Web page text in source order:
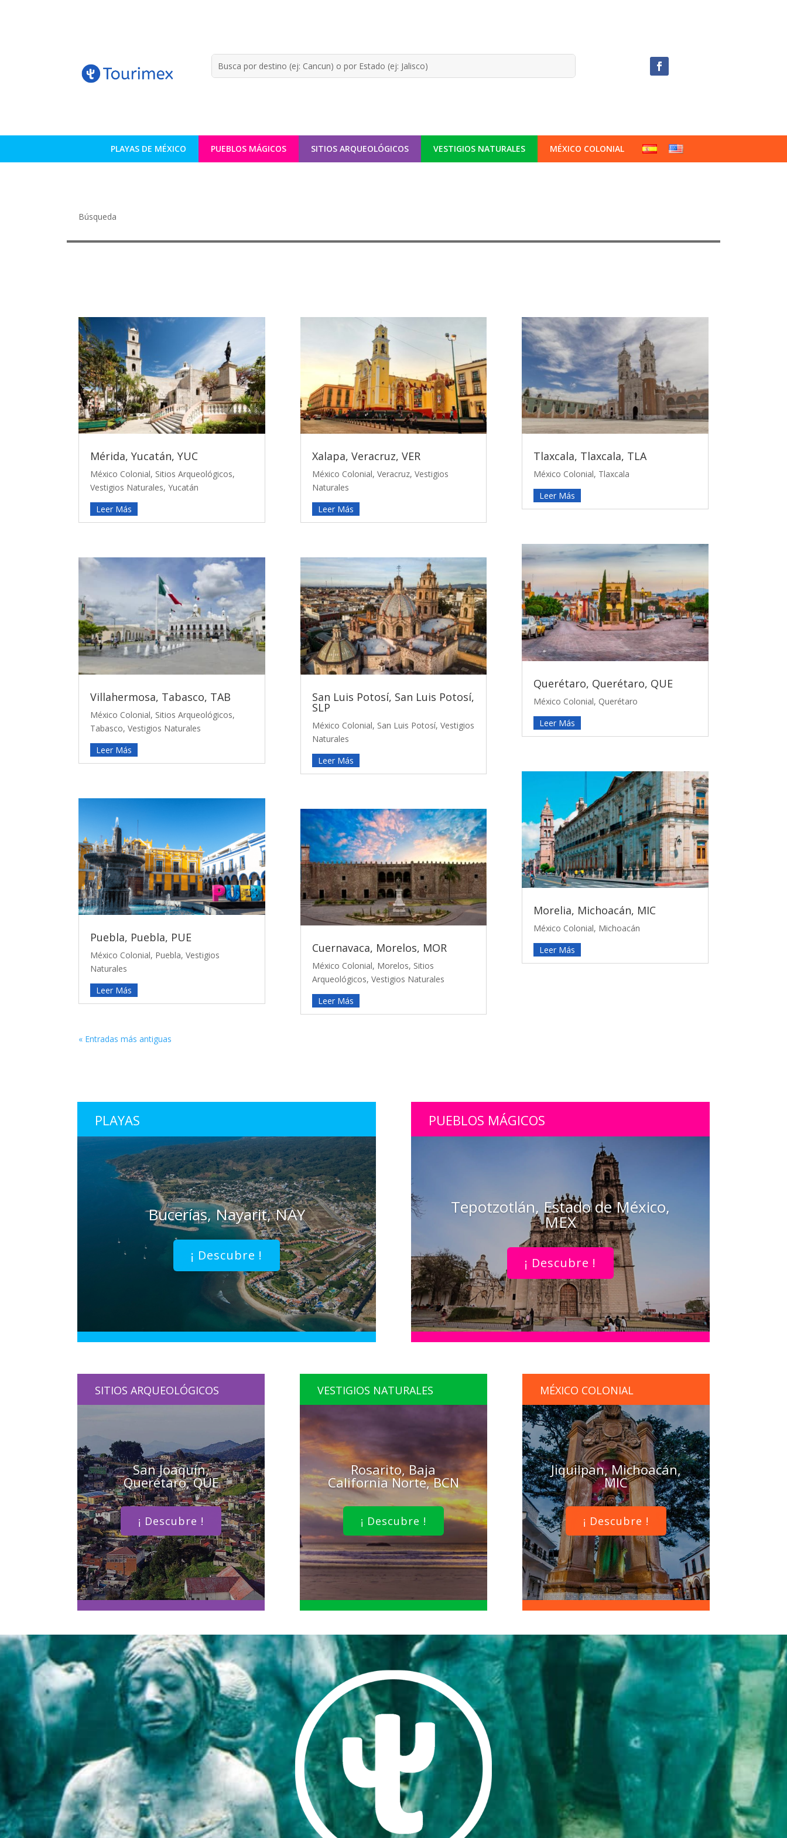
PLAYAS DE MÉXICO PUEBLOS MÁGICOS SITIOS ARQUEOLÓGICOS VESTIGIOS NATURALES MÉXICO COLONIAL
Búsqueda
Mérida, Yucatán, YUC
México Colonial, Sitios Arqueológicos,
Vestigios Naturales,Yucatán
Leer Más
Villahermosa, Tabasco, TAB
México Colonial, Sitios Arqueológicos,
Tabasco,Vestigios Naturales
Leer Más
Puebla, Puebla, PUE
México Colonial, Puebla,Vestigios
Naturales
Leer Más
Xalapa, Veracruz, VER
México Colonial, Veracruz, Vestigios
Naturales
Leer Más
San Luis Potosí, San Luis Potosí,
SLP
México Colonial, San Luis Potosí, Vestigios
Naturales
Leer Más
Cuernavaca, Morelos, MOR
México Colonial, Morelos, Sitios
Arqueológicos, Vestigios Naturales
Leer Más
Tlaxcala, Tlaxcala, TLA
México Colonial, Tlaxcala
Leer Más
Querétaro, Querétaro, QUE
México Colonial, Querétaro
Leer Más
Morelia, Michoacán, MIC
México Colonial, Michoacán
Leer Más
« Entradas más antiguas
PLAYAS
Bucerías, Nayarit, NAY
¡ Descubre !
PUEBLOS MÁGICOS
Tepotzotlán, Estado de México,
MEX
¡ Descubre !
SITIOS ARQUEOLÓGICOS
San Joaquín,
Querétaro, QUE
¡ Descubre !
VESTIGIOS NATURALES
Rosarito, Baja
California Norte, BCN
¡ Descubre !
MÉXICO COLONIAL
Jiquilpan, Michoacán,
MIC
¡ Descubre !